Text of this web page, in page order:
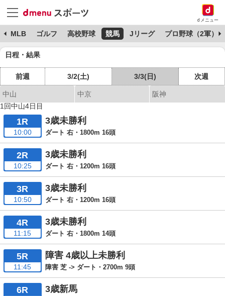
dメニュー
MLB ゴルフ 高校野球 競馬 Jリーグ プロ野球（2軍）
日程・結果
前週 3/2(土) 3/3(日) 次週
中山 中京
阪神
1回中山4日目
1R
10:00
3歳未勝利
ダート 右・1800m 16頭
2R
10:25
3歳未勝利
ダート 右・1200m 16頭
3R
10:50
3歳未勝利
ダート 右・1200m 16頭
4R
11:15
3歳未勝利
ダート 右・1800m 14頭
5R
11:45
障害 4歳以上未勝利
障害 芝 -> ダート・2700m 9頭
6R 3歳新馬